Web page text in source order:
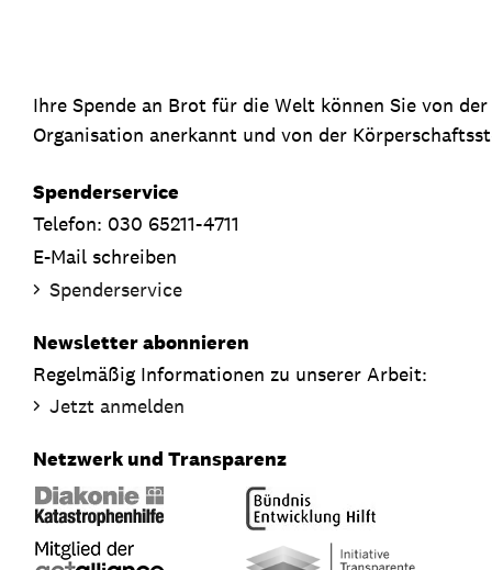
Ihre Spende an Brot für die Welt können Sie von
Organisation anerkannt und von der
Spenderservice
Telefon: 030 65211-4711
E-Mail schreiben
Spenderservice
Newsletter abonnieren
Regelmäßig Informationen zu unserer Arbeit:
Jetzt anmelden
Netzwerk und Transparenz